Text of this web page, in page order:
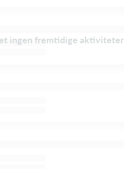
ingen fremtidige aktiviteter